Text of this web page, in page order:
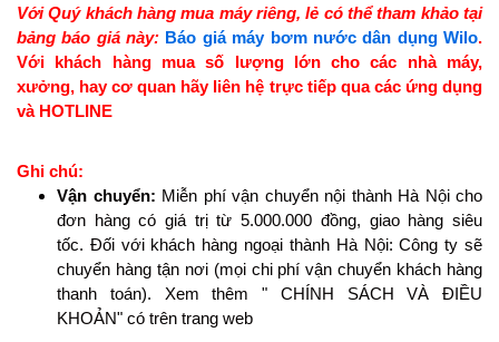
Với Quý khách hàng mua máy riêng, lẻ có thể tham khảo tại
bảng báo giá này: Báo giá máy bơm nước dân dụng Wilo.
Với khách hàng mua số lượng lớn cho các nhà máy,
xưởng, hay cơ quan hãy liên hệ trực tiếp qua các ứng dụng
và HOTLINE
Ghi chú:
Vận chuyển: Miễn phí vận chuyển nội thành Hà Nội cho
đơn hàng có giá trị từ 5.000.000 đồng, giao hàng siêu
tốc. Đối với khách hàng ngoại thành Hà Nội: Công ty sẽ
chuyển hàng tận nơi (mọi chi phí vận chuyển khách hàng
thanh toán). Xem thêm " CHÍNH SÁCH VÀ ĐIỀU
KHOẢN" có trên trang web